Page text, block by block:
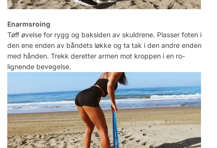
Enarmsroing
Tøff øvelse for rygg og baksiden av skuldrene. Plasser foten i
den ene enden av båndets løkke og ta tak i den andre enden
med hånden. Trekk deretter armen mot kroppen i en ro-
lignende bevegelse.